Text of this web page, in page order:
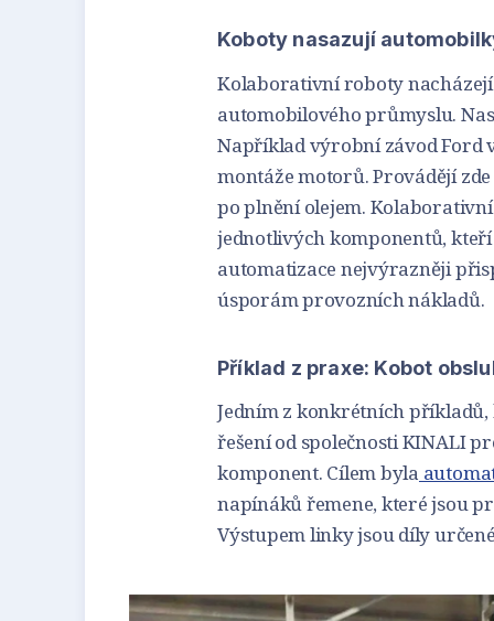
Koboty nasazují
Kolaborativní roboty
automobilového průmyslu.
Například výrobní závod Ford
montáže motorů. Provádějí
po plnění olejem.
jednotlivých komponentů,
automatizace nejvýrazněji
úsporám provozních nákladů.
Příklad z praxe: Kobot
Jedním z konkrétních příkladů,
řešení od společnosti KINALI
komponent. Cílem byla
napínáků řemene, které jsou
Výstupem linky jsou díly